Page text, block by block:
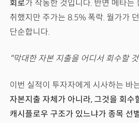
회로가 작동한 것입니다. 반면 메타는
취했지만 주가는 8.5% 폭락. 월가가
단순합니다.
"막대한 자본 지출을 어디서 회수할
이번 실적이 투자자에게 시사하는 바
자본지출 자체가 아니라, 그것을 회수
캐시플로우 구조가 있느냐가 종목 선